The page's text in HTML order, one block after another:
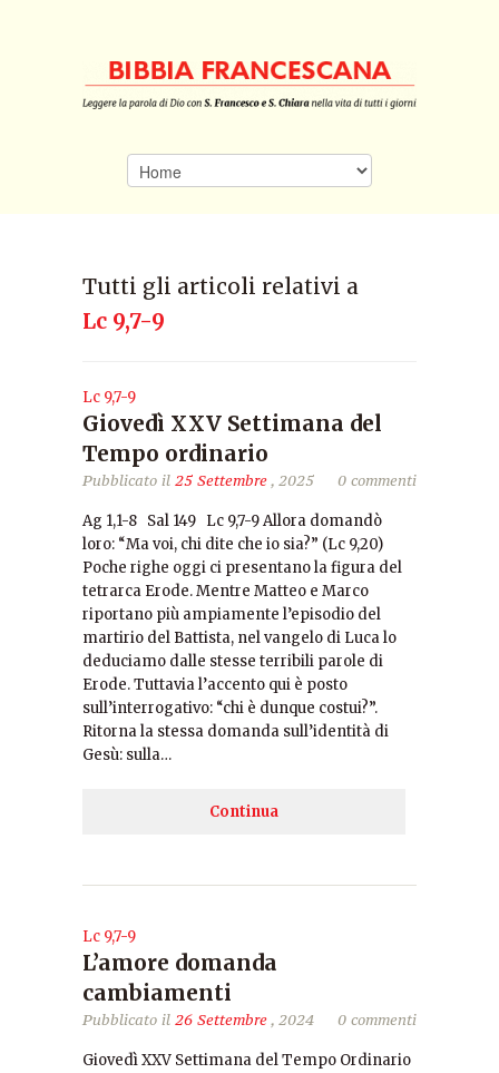
Tutti gli articoli relativi a
Lc 9,7-9
Lc 9,7-9
Giovedì XXV Settimana del
Tempo ordinario
Pubblicato il 25 Settembre, 2025 0 commenti
Ag 1,1-8 Sal 149 Lc 9,7-9 Allora domandò
loro: “Ma voi, chi dite che io sia?” (Lc 9,20)
Poche righe oggi ci presentano la figura del
tetrarca Erode. Mentre Matteo e Marco
riportano più ampiamente l’episodio del
martirio del Battista, nel vangelo di Luca lo
deduciamo dalle stesse terribili parole di
Erode. Tuttavia l’accento qui è posto
sull’interrogativo: “chi è dunque costui?”.
Ritorna la stessa domanda sull’identità di
Gesù: sulla…
Continua
Lc 9,7-9
L’amore domanda
cambiamenti
Pubblicato il 26 Settembre, 2024 0 commenti
Giovedì XXV Settimana del Tempo Ordinario